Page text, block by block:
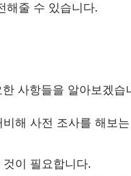
해줄 수 있습니다.
사항들을 알아보겠습
해 사전 조사를 해보
이 필요합니다.